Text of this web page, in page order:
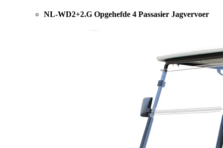
NL-WD2+2.G Opgehefde 4 Passasier Jagvervoer